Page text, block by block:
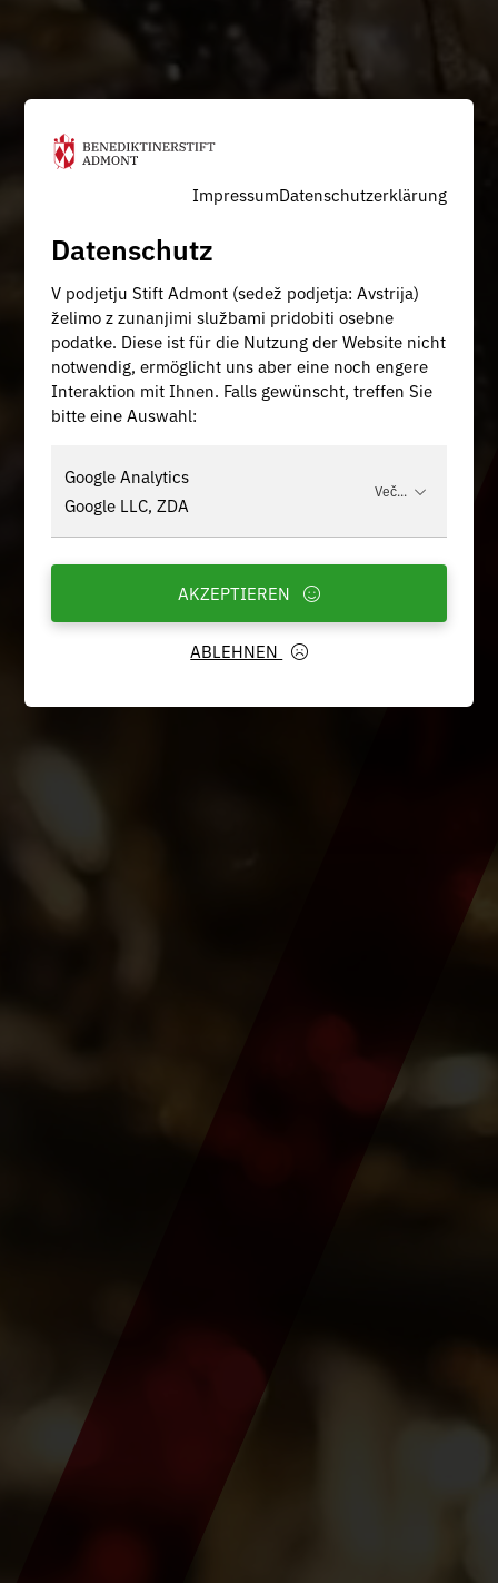
ImpressumDatenschutzerklärung
Datenschutz
V podjetju Stift Admont (sedež podjetja: Avstrija)
želimo z zunanjimi službami pridobiti osebne
podatke. Diese ist für die Nutzung der Website nicht
notwendig, ermöglicht uns aber eine noch engere
Interaktion mit Ihnen. Falls gewünscht, treffen Sie
bitte eine Auswahl:
Google Analytics
Google LLC, ZDA
Več...
ABLEHNEN
AKZEPTIEREN